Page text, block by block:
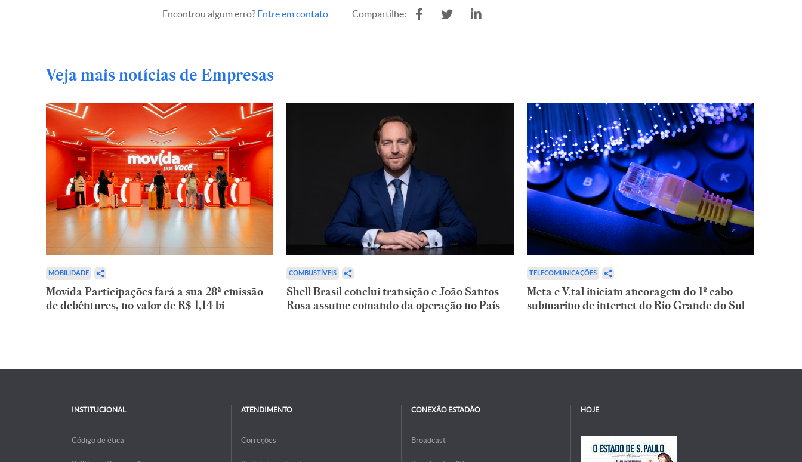
Encontrou algum erro? Entre em contato Compartilhe:
Veja mais notícias de Empresas
MOBILIDADE
Movida Participações fará a sua 28ª emissão
de debêntures, no valor de R$ 1,14 bi
COMBUSTÍVEIS
Shell Brasil conclui transição e João Santos
Rosa assume comando da operação no País
TELECOMUNICAÇÕES
Meta e V.tal iniciam ancoragem do 1º cabo
submarino de internet do Rio Grande do Sul
INSTITUCIONAL
Código de ética
ATENDIMENTO
Correções
CONEXÃO ESTADÃO
Broadcast
HOJE